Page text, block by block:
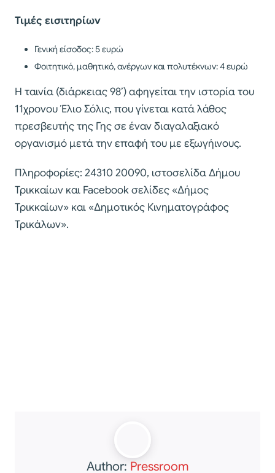
Τιμές εισιτηρίων
Γενική είσοδος: 5 ευρώ
Φοιτητικό, μαθητικό, ανέργων και πολυτέκνων: 4 ευρώ
Η ταινία (διάρκειας 98’) αφηγείται την ιστορία του
11χρονου Έλιο Σόλις, που γίνεται κατά λάθος
πρεσβευτής της Γης σε έναν διαγαλαξιακό
οργανισμό μετά την επαφή του με εξωγήινους.
Πληροφορίες: 24310 20090, ιστοσελίδα Δήμου
Τρικκαίων και Facebook σελίδες «Δήμος
Τρικκαίων» και «Δημοτικός Κινηματογράφος
Τρικάλων».
Author: Pressroom